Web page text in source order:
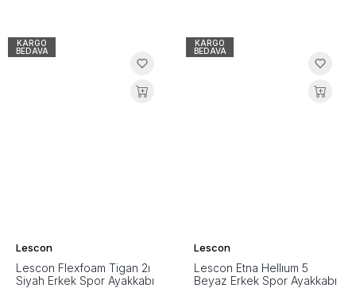
KARGO
BEDAVA
Lescon
Lescon Flexfoam Tigan 2ı
Siyah Erkek Spor Ayakkabı
KARGO
BEDAVA
Lescon
Lescon Etna Hellıum 5
Beyaz Erkek Spor Ayakkabı